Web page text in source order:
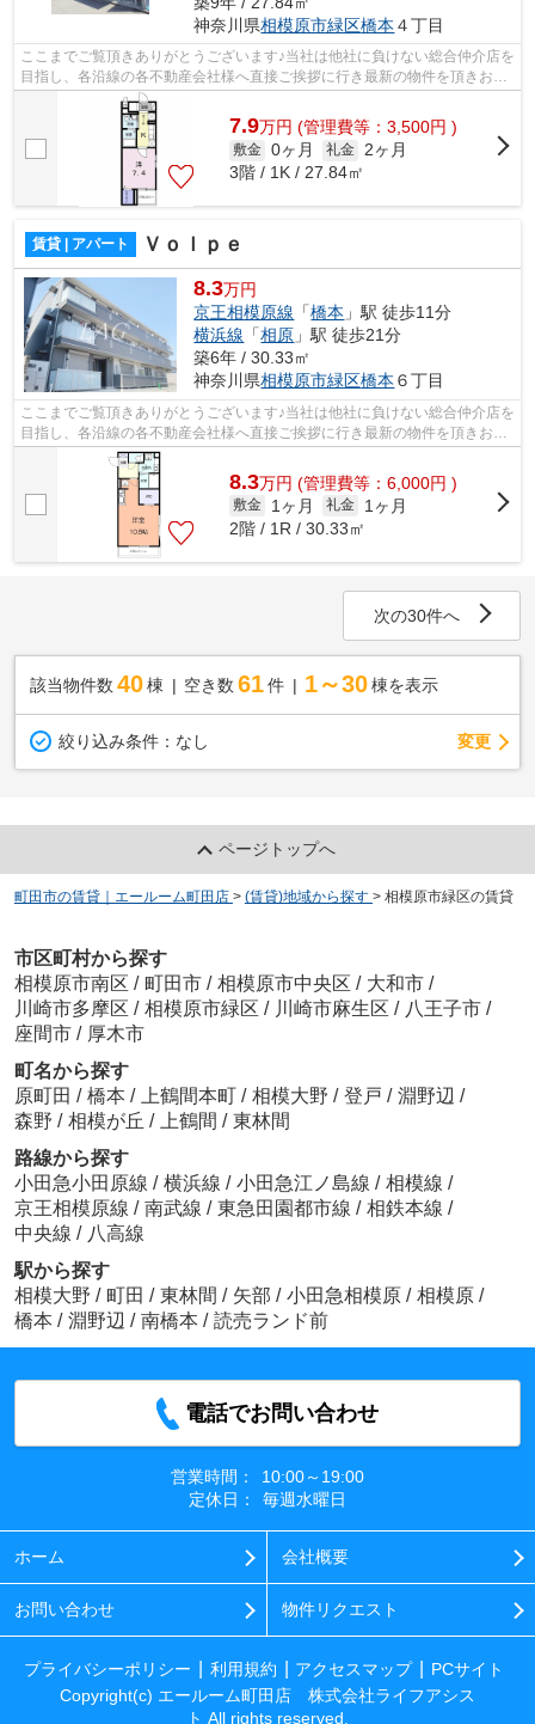
神奈川県相模原市緑区橋本 ４丁目
ここまでご覧頂きありがとうございます♪当社は他社に負けない総合仲介店を
目指し、各沿線の各不動産会社様へ直接ご挨拶に行き最新の物件を頂きお客
様へ提供しております！最新の情報は...
7.9万円 (管理費等：3,500円 )
敷金 0ヶ月 礼金
2ヶ月
3階 / 1K / 27.84㎡
賃貸 | アパート Ｖｏｌｐｅ
8.3万円
京王相模原線 「橋本 」駅 徒歩11分
横浜線 「相原 」駅 徒歩21分
築6年 / 30.33㎡
神奈川県相模原市緑区橋本 ６丁目
ここまでご覧頂きありがとうございます♪当社は他社に負けない総合仲介店を
目指し、各沿線の各不動産会社様へ直接ご挨拶に行き最新の物件を頂きお客
様へ提供しております！最新の情報は...
8.3万円 (管理費等：6,000円 )
敷金 1ヶ月 礼金
1ヶ月
2階 / 1R / 30.33㎡
次の30件へ
該当物件数 40棟 空き数 61 件 1～30 棟を表示
絞り込み条件： なし 変更
ページトップへ
町田市の賃貸｜エールーム町田店 > (賃貸)地域から探す > 相模原市緑区の賃貸
市区町村から探す
相模原市南区 / 町田市 / 相模原市中央区 / 大和市 /
川崎市多摩区 / 相模原市緑区 / 川崎市麻生区 / 八王子市 /
座間市 / 厚木市
町名から探す
原町田 / 橋本 / 上鶴間本町 / 相模大野 / 登戸 / 淵野辺 /
森野 / 相模が丘 / 上鶴間 / 東林間
路線から探す
小田急小田原線 / 横浜線 / 小田急江ノ島線 / 相模線 /
京王相模原線 / 南武線 / 東急田園都市線 / 相鉄本線 /
中央線 / 八高線
駅から探す
相模大野 / 町田 / 東林間 / 矢部 / 小田急相模原 / 相模原 /
橋本 / 淵野辺 / 南橋本 / 読売ランド前
電話でお問い合わせ
営業時間：
10:00～19:00
定休日：
毎週水曜日
ホーム 会社概要
お問い合わせ 物件リクエスト
プライバシーポリシー 利用規約 アクセスマップ
PCサイト
Copyright(c) エールーム町田店 株式会社ライフアシス
ト All rights reserved.